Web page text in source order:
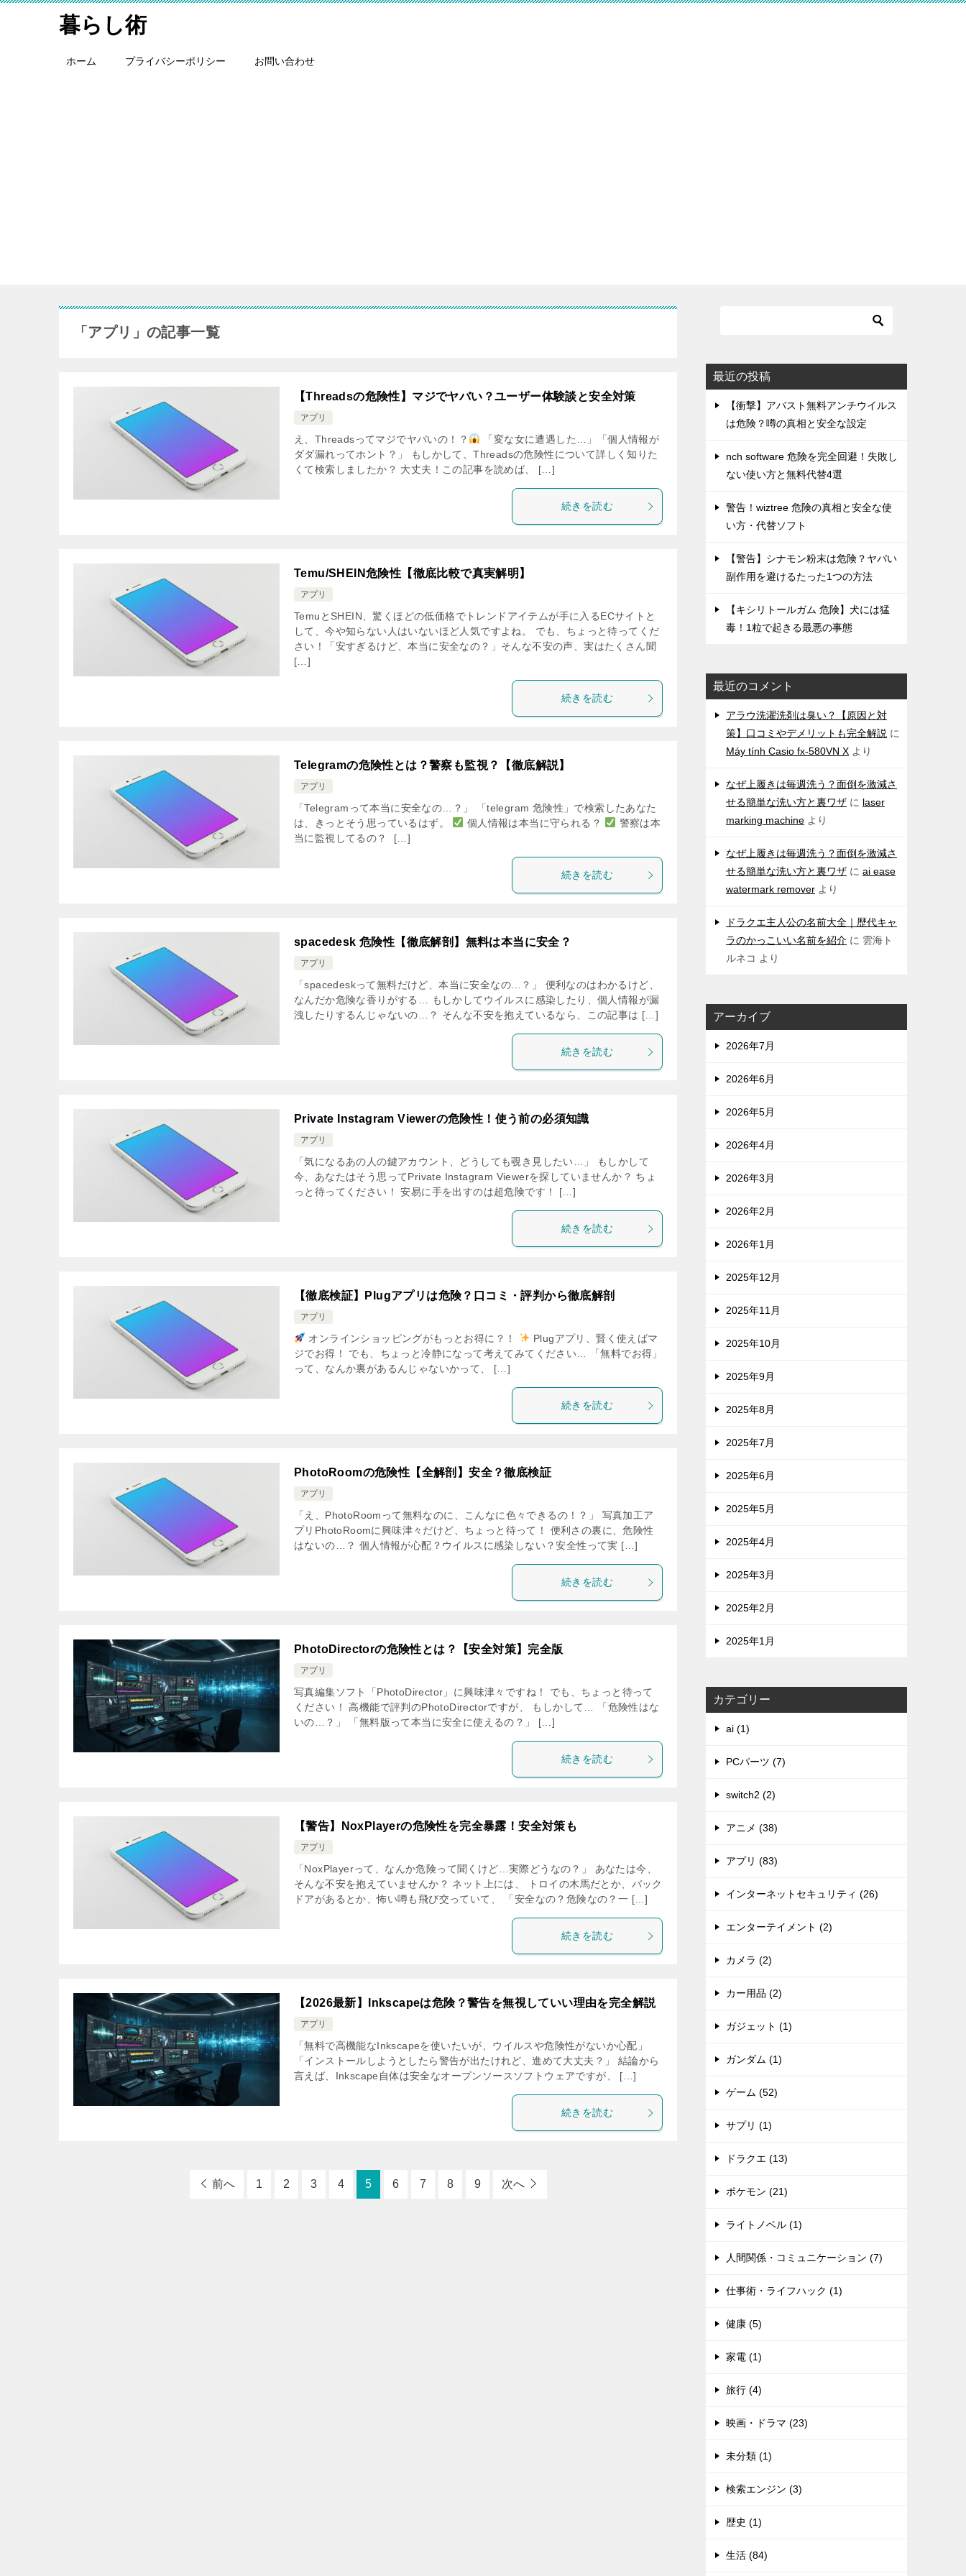
暮らし術
ホーム プライバシーポリシー お問い合わせ
「アプリ」の記事一覧
【Threadsの危険性】マジでヤバい？ユーザー体験談と安全対策
アプリ
え、Threadsってマジでヤバいの！？
「変な女に遭遇した…」「個人情報が
ダダ漏れってホント？」 もしかして、Threadsの危険性について詳しく知りた
くて検索しましたか？ 大丈夫！この記事を読めば、 […]
続きを読む
Temu/SHEIN危険性【徹底比較で真実解明】
アプリ
TemuとSHEIN、驚くほどの低価格でトレンドアイテムが手に入るECサイトと
して、今や知らない人はいないほど人気ですよね。 でも、ちょっと待ってくだ
さい！「安すぎるけど、本当に安全なの？」そんな不安の声、実はたくさん聞
[…]
続きを読む
Telegramの危険性とは？警察も監視？【徹底解説】
アプリ
「Telegramって本当に安全なの…？」 「telegram 危険性」で検索したあなた
は、きっとそう思っているはず。
個人情報は本当に守られる？
警察は本
当に監視してるの？  […]
続きを読む
spacedesk 危険性【徹底解剖】無料は本当に安全？
アプリ
「spacedeskって無料だけど、本当に安全なの…？」 便利なのはわかるけど、
なんだか危険な香りがする… もしかしてウイルスに感染したり、個人情報が漏
洩したりするんじゃないの…？ そんな不安を抱えているなら、この記事は […]
続きを読む
Private Instagram Viewerの危険性！使う前の必須知識
アプリ
「気になるあの人の鍵アカウント、どうしても覗き見したい…」 もしかして
今、あなたはそう思ってPrivate Instagram Viewerを探していませんか？ ちょ
っと待ってください！ 安易に手を出すのは超危険です！ […]
続きを読む
【徹底検証】Plugアプリは危険？口コミ・評判から徹底解剖
アプリ
オンラインショッピングがもっとお得に？！
Plugアプリ、賢く使えばマ
ジでお得！ でも、ちょっと冷静になって考えてみてください… 「無料でお得」
って、なんか裏があるんじゃないかって、 […]
続きを読む
PhotoRoomの危険性【全解剖】安全？徹底検証
アプリ
「え、PhotoRoomって無料なのに、こんなに色々できるの！？」 写真加工ア
プリPhotoRoomに興味津々だけど、ちょっと待って！ 便利さの裏に、危険性
はないの…？ 個人情報が心配？ウイルスに感染しない？安全性って実 […]
続きを読む
PhotoDirectorの危険性とは？【安全対策】完全版
アプリ
写真編集ソフト「PhotoDirector」に興味津々ですね！ でも、ちょっと待って
ください！ 高機能で評判のPhotoDirectorですが、 もしかして… 「危険性はな
いの…？」 「無料版って本当に安全に使えるの？」 […]
続きを読む
【警告】NoxPlayerの危険性を完全暴露！安全対策も
アプリ
「NoxPlayerって、なんか危険って聞くけど…実際どうなの？」 あなたは今、
そんな不安を抱えていませんか？ ネット上には、 トロイの木馬だとか、バック
ドアがあるとか、怖い噂も飛び交っていて、 「安全なの？危険なの？一 […]
続きを読む
【2026最新】Inkscapeは危険？警告を無視していい理由を完全解説
アプリ
「無料で高機能なInkscapeを使いたいが、ウイルスや危険性がないか心配」
「インストールしようとしたら警告が出たけれど、進めて大丈夫？」 結論から
言えば、Inkscape自体は安全なオープンソースソフトウェアですが、 […]
続きを読む
前へ 1 2 3 4 5 6 7 8 9 次へ
最近の投稿
【衝撃】アバスト無料アンチウイルス
は危険？噂の真相と安全な設定
nch software 危険を完全回避！失敗し
ない使い方と無料代替4選
警告！wiztree 危険の真相と安全な使
い方・代替ソフト
【警告】シナモン粉末は危険？ヤバい
副作用を避けるたった1つの方法
【キシリトールガム 危険】犬には猛
毒！1粒で起きる最悪の事態
最近のコメント
アラウ洗濯洗剤は臭い？【原因と対
策】口コミやデメリットも完全解説 に
Máy tính Casio fx-580VN X より
なぜ上履きは毎週洗う？面倒を激減さ
せる簡単な洗い方と裏ワザ に laser
marking machine より
なぜ上履きは毎週洗う？面倒を激減さ
せる簡単な洗い方と裏ワザ に ai ease
watermark remover より
ドラクエ主人公の名前大全｜歴代キャ
ラのかっこいい名前を紹介 に 雲海ト
ルネコ より
アーカイブ
2026年7月
2026年6月
2026年5月
2026年4月
2026年3月
2026年2月
2026年1月
2025年12月
2025年11月
2025年10月
2025年9月
2025年8月
2025年7月
2025年6月
2025年5月
2025年4月
2025年3月
2025年2月
2025年1月
カテゴリー
ai (1)
PCパーツ (7)
switch2 (2)
アニメ (38)
アプリ (83)
インターネットセキュリティ (26)
エンターテイメント (2)
カメラ (2)
カー用品 (2)
ガジェット (1)
ガンダム (1)
ゲーム (52)
サプリ (1)
ドラクエ (13)
ポケモン (21)
ライトノベル (1)
人間関係・コミュニケーション (7)
仕事術・ライフハック (1)
健康 (5)
家電 (1)
旅行 (4)
映画・ドラマ (23)
未分類 (1)
検索エンジン (3)
歴史 (1)
生活 (84)